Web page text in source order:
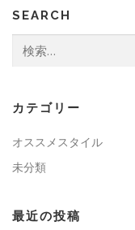
SEARCH
索:
カテゴリー
オススメスタイル
未分類
最近の投稿